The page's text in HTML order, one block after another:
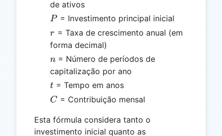
de ativos
P
P= Investimento principal inicial
r
r = Taxa de crescimento anual (em
forma decimal)
n
n = Número de períodos de
capitalização por ano
t
t = Tempo em anos
C
C = Contribuição mensal
Esta fórmula considera tanto o
investimento inicial quanto as